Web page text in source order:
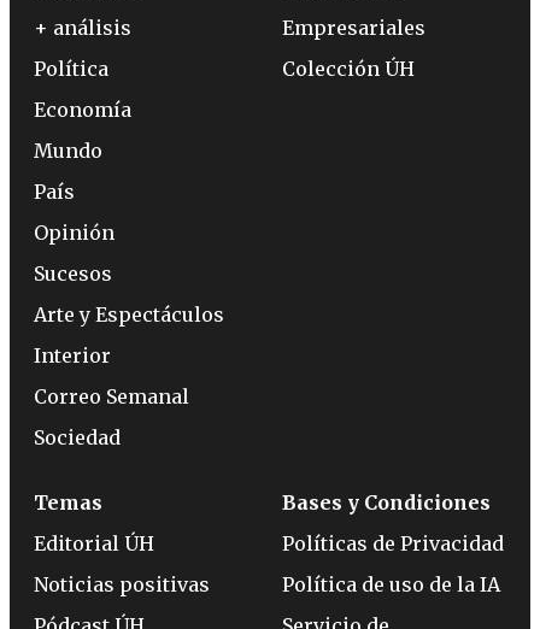
+ análisis
Política
Economía
Mundo
País
Opinión
Sucesos
Arte y Espectáculos
Interior
Correo Semanal
Sociedad
Empresariales
Colección ÚH
Temas
Editorial ÚH
Noticias positivas
Bases y Condiciones
Políticas de Privacidad
Política de uso de la IA